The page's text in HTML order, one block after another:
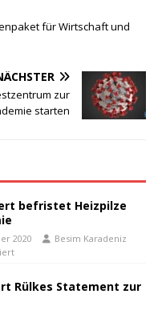
für Wirtschaft und
zur
starten
befristet Heizpilze
2020
Besim Karadeniz
Rülkes Statement zur